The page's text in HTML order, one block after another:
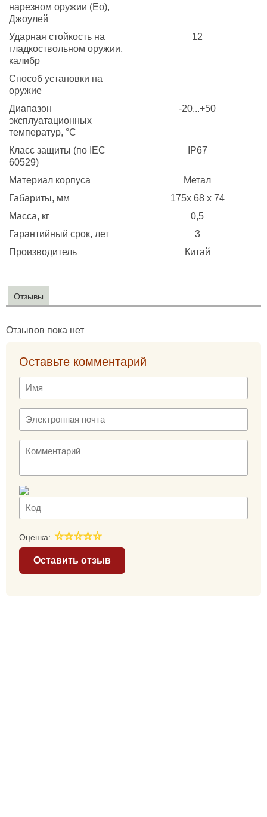
нарезном оружии (Eo),
Джоулей
Ударная стойкость на
гладкоствольном оружии,
калибр
12
Способ установки на
оружие
Диапазон
эксплуатационных
температур, °C
-20...+50
Класс защиты (по IEC
60529)
IP67
Материал корпуса
Метал
Габариты, мм
175x 68 x 74
Масса, кг
0,5
Гарантийный срок, лет
3
Производитель
Китай
Отзывы
Отзывов пока нет
Оставьте комментарий
Оценка:
Оставить отзыв